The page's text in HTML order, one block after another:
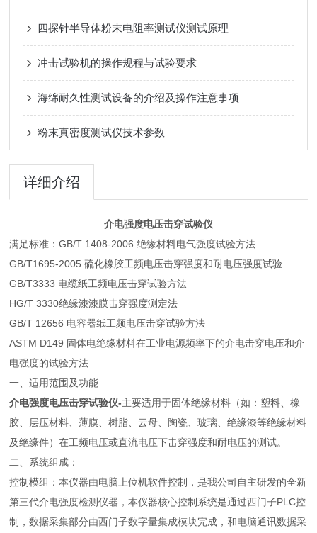
四探针半导体粉末电阻率测试仪测试原理
冲击试验机的操作规程与试验要求
海绵耐久性测试设备的介绍及操作注意事项
粉末真密度测试仪技术参数
详细介绍
介电强度电压击穿试验仪
满足标准：GB/T 1408-2006 绝缘材料电气强度试验方法
GB/T1695-2005 硫化橡胶工频电压击穿强度和耐电压强度试验
GB/T3333 电缆纸工频电压击穿试验方法
HG/T 3330绝缘漆漆膜击穿强度测定法
GB/T 12656 电容器纸工频电压击穿试验方法
ASTM D149 固体电绝缘材料在工业电源频率下的介电击穿电压和介
电强度的试验方法. … … …
一、适用范围及功能
介电强度电压击穿试验仪-主要适用于固体绝缘材料（如：塑料、橡
胶、层压材料、薄膜、树脂、云母、陶瓷、玻璃、绝缘漆等绝缘材料
及绝缘件）在工频电压或直流电压下击穿强度和耐电压的测试。
二、系统组成：
控制模组：本仪器由电脑上位机软件控制，是我公司自主研发的全新
第三代介电强度检测仪器，本仪器核心控制系统是通过西门子PLC控
制，数据采集部分由西门子数字量集成模块完成，和电脑通讯数据采